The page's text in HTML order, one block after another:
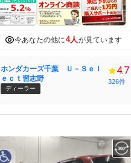
今あなたの他に4人が見ています
ホンダカーズ千葉 Ｕ－Ｓｅｌ
ｅｃｔ習志野
ディーラー
4.7
326件